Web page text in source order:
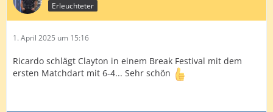
Erleuchteter
1. April 2025 um 15:16
Ricardo schlägt Clayton in einem Break Festival mit dem
ersten Matchdart mit 6-4... Sehr schön